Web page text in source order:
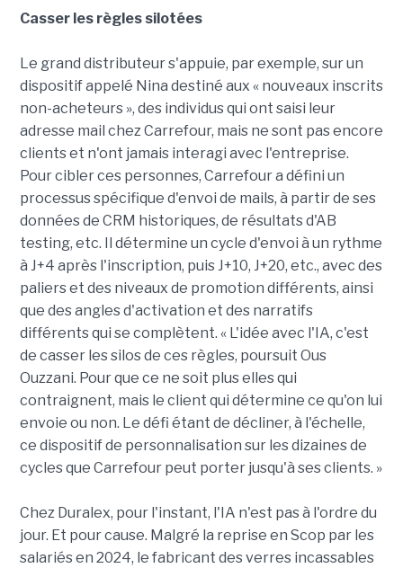
Casser les règles silotées
Le grand distributeur s'appuie, par exemple, sur un
dispositif appelé Nina destiné aux « nouveaux inscrits
non-acheteurs », des individus qui ont saisi leur
adresse mail chez Carrefour, mais ne sont pas encore
clients et n'ont jamais interagi avec l'entreprise.
Pour cibler ces personnes, Carrefour a défini un
processus spécifique d'envoi de mails, à partir de ses
données de CRM historiques, de résultats d'AB
testing, etc. Il détermine un cycle d'envoi à un rythme
à J+4 après l'inscription, puis J+10, J+20, etc., avec des
paliers et des niveaux de promotion différents, ainsi
que des angles d'activation et des narratifs
différents qui se complètent. « L'idée avec l'IA, c'est
de casser les silos de ces règles, poursuit Ous
Ouzzani. Pour que ce ne soit plus elles qui
contraignent, mais le client qui détermine ce qu'on lui
envoie ou non. Le défi étant de décliner, à l'échelle,
ce dispositif de personnalisation sur les dizaines de
cycles que Carrefour peut porter jusqu'à ses clients. »
Chez Duralex, pour l'instant, l'IA n'est pas à l'ordre du
jour. Et pour cause. Malgré la reprise en Scop par les
salariés en 2024, le fabricant des verres incassables